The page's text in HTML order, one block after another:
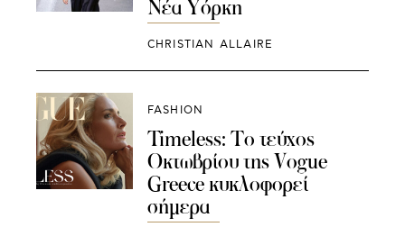
Νέα Υόρκη
CHRISTIAN ALLAIRE
FASHION
Timeless: Το τεύχος
Οκτωβρίου της Vogue
Greece κυκλοφορεί
σήμερα